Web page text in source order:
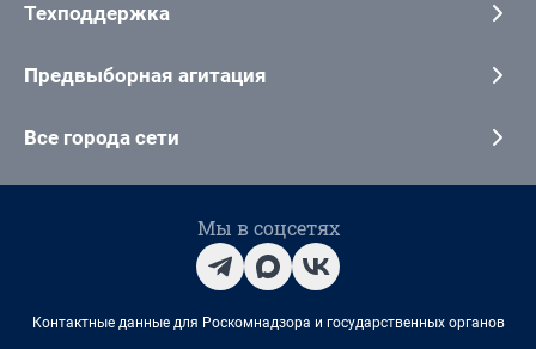
Техподдержка
Предвыборная агитация
Все города сети
Мы в соцсетях
Контактные данные для Роскомнадзора и государственных органов